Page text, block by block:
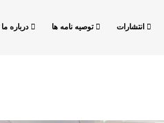
انتشارات توصیه نامه ها درباره ما